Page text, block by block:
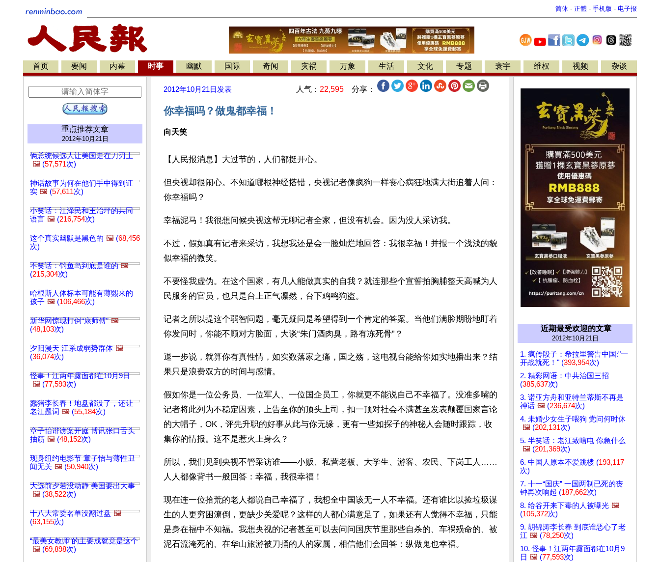
简体 - 正體 - 手机版 - 电子报
首页 要闻 内幕 时事 幽默 国际 奇闻 灾祸 万象 生活 文化 专题 寰宇 维权 视频 杂谈
重点推荐文章
2012年10月21日
俩总统候选人让美国走在刀刃上
🖼️ (57,571次)
神话故事为何在他们手中得到证
实 🖼️ (57,611次)
小笑话：江泽民和王冶坪的共同
语言 🖼️ (216,754次)
这个真实幽默是黑色的 🖼️(68,456
次)
不笑话：钓鱼岛到底是谁的 🖼️
(215,304次)
哈根斯人体标本可能有薄熙来的
孩子 🖼️ (106,466次)
新华网惊现打倒“康师傅” 🖼️
(48,103次)
夕阳漫天 江系成弱势群体 🖼️
(36,074次)
怪事！江两年露面都在10月9日
🖼️ (77,593次)
蠢猪李长春！地盘都没了，还让
老江题词 🖼️ (55,184次)
章子怡诽谤案开庭 博讯张口舌头
抽筋 🖼️ (48,152次)
现身纽约电影节 章子怡与薄性丑
闻无关 🖼️ (50,940次)
大选前夕若没动静 美国要出大事
🖼️ (38,522次)
十八大常委名单没翻过盘 🖼️
(63,155次)
“最美女教师”的主要成就竟是这个
🖼️ (69,898次)
2012年10月21日 发表 人气： 22,595 分享：
你幸福吗？做鬼都幸福！
向天笑
【人民报消息】大过节的，人们都挺开心。
但央视却很闹心。不知道哪根神经搭错，央视记者像疯狗一样丧心病狂地满大街追着人问：
你幸福吗？
幸福泥马！我很想问候央视这帮无聊记者全家，但没有机会。因为没人采访我。
不过，假如真有记者来采访，我想我还是会一脸灿烂地回答：我很幸福！并报一个浅浅的貌
似幸福的微笑。
不要怪我虚伪。在这个国家，有几人能做真实的自我？就连那些个宣誓拍胸脯整天高喊为人
民服务的官员，也只是台上正气凛然，台下鸡鸣狗盗。
记者之所以提这个弱智问题，毫无疑问是希望得到一个肯定的答案。当他们满脸期盼地盯着
你发问时，你能不顾对方脸面，大谈“朱门酒肉臭，路有冻死骨”？
退一步说，就算你有真性情，如实数落家之痛，国之殇，这电视台能给你如实地播出来？结
果只是浪费双方的时间与感情。
假如你是一位公务员、一位军人、一位国企员工，你就更不能说自己不幸福了。没准多嘴的
记者将此列为不稳定因素，上告至你的顶头上司，扣一顶对社会不满甚至发表颠覆国家言论
的大帽子，OK，评先升职的好事从此与你无缘，更有一些如探子的神秘人会随时跟踪，收
集你的情报。这不是惹火上身么？
所以，我们见到央视不管采访谁——小贩、私营老板、大学生、游客、农民、下岗工人……
人人都像背书一般回答：幸福，我很幸福！
现在连一位拾荒的老人都说自己幸福了，我想全中国该无一人不幸福。还有谁比以捡垃圾谋
生的人更穷困潦倒，更缺少关爱呢？这样的人都心满意足了，如果还有人觉得不幸福，只能
是身在福中不知福。我想央视的记者甚至可以去问问国庆节里那些自杀的、车祸殒命的、被
泥石流淹死的、在华山旅游被刀捅的人的家属，相信他们会回答：纵做鬼也幸福。
近期最受欢迎的文章
2012年10月21日
1. 疯传段子：希拉里警告中国:"一
开战就死！" (393,954次)
2. 精彩网语：中共治国三招
(385,637次)
3. 诺亚方舟和亚特兰蒂斯不再是
神话 🖼️ (236,674次)
4. 未婚少女生子喂狗 党问何时休
🖼️ (202,131次)
5. 半笑话：老江致唁电 你急什么
🖼️ (201,369次)
6. 中国人原本不爱跳楼 (193,117
次)
7. 十一“国庆” 一国两制已死的丧
钟再次响起 (187,662次)
8. 给谷开来下毒的人被曝光 🖼️
(105,372次)
9. 胡锦涛李长春 到底谁恶心了老
江 🖼️ (78,250次)
10. 怪事！江两年露面都在10月9
日 🖼️ (77,593次)